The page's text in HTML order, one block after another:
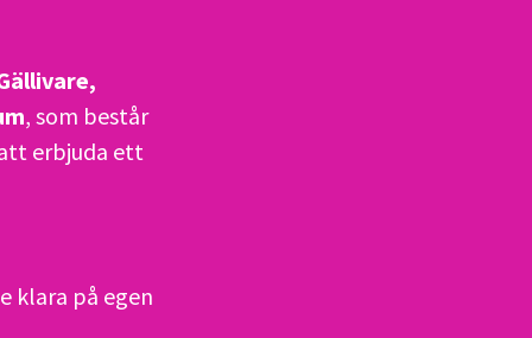
, som består
erbjuda ett
klara på egen